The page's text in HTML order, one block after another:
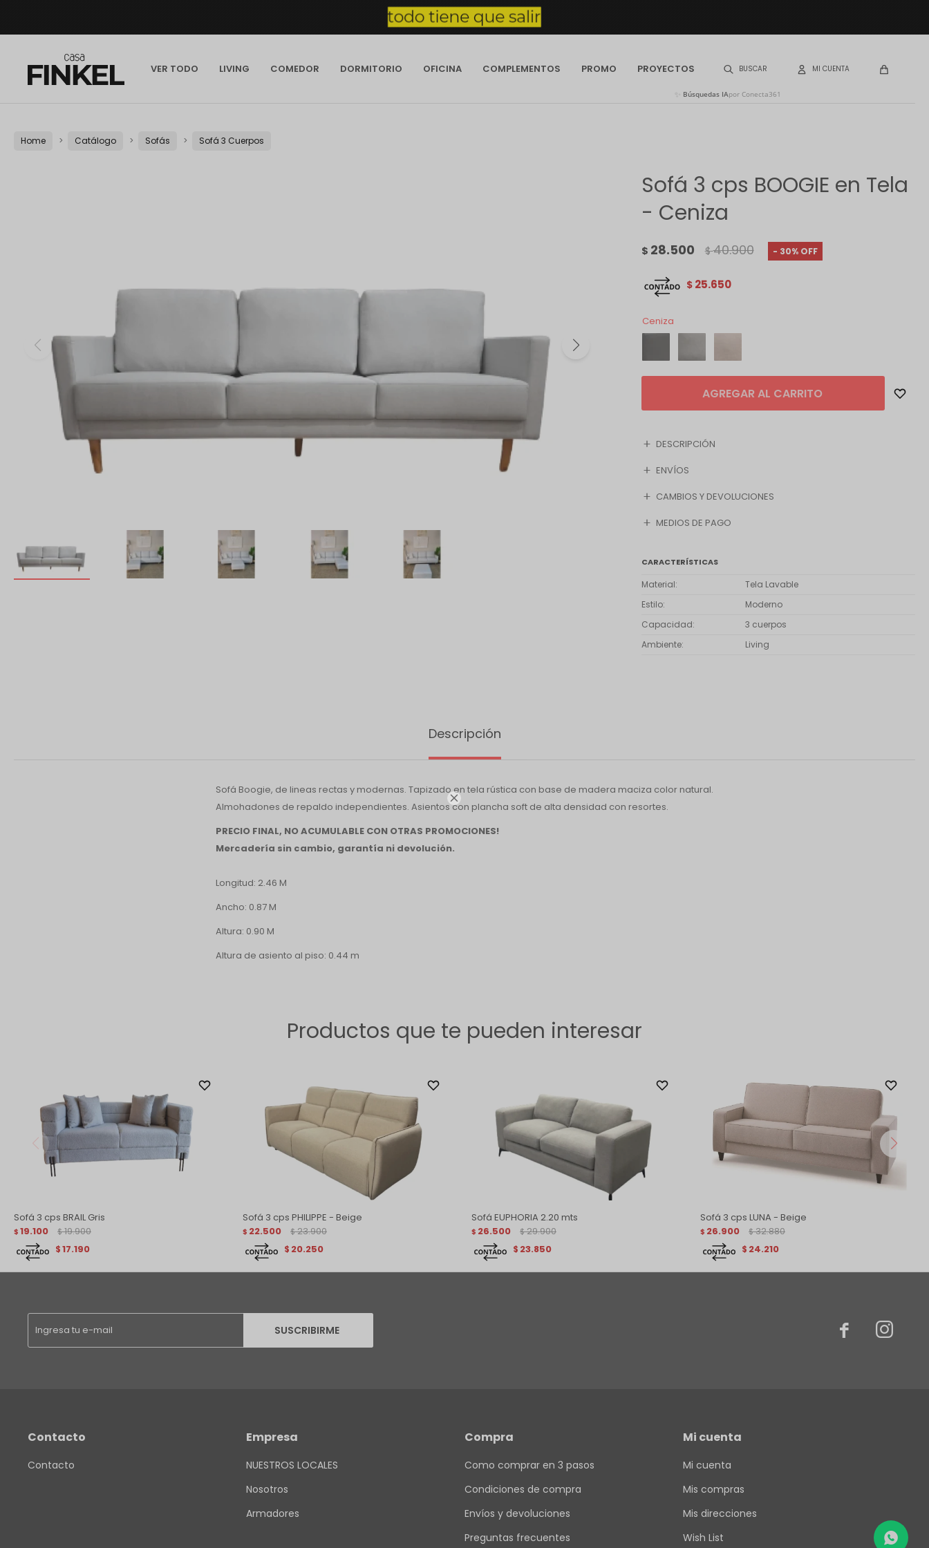

VER TODO LIVING COMEDOR DORMITORIO OFICINA COMPLEMENTOS PROMO PROYECTOS
Búsquedas IApor Conecta361
Home Catálogo Sofás Sofá 3 Cuerpos
Sofá 3 cps BOOGIE en Tela
- Ceniza
$ 28.500 $ 40.900 30
$ 25.650
Ceniza
AGREGAR AL CARRITO
DESCRIPCIÓN
ENVÍOS
CAMBIOS Y DEVOLUCIONES
MEDIOS DE PAGO
CARACTERÍSTICAS
Material
Tela Lavable
Estilo
Moderno
Capacidad
3 cuerpos
Ambiente
Living
Descripción
Sofá Boogie, de lineas rectas y modernas. Tapizado en tela rústica con base de madera maciza color natural.
Almohadones de repaldo independientes. Asientos con plancha soft de alta densidad con resortes.
PRECIO FINAL, NO ACUMULABLE CON OTRAS PROMOCIONES!
Mercadería sin cambio, garantía ni devolución.
Longitud: 2.46 M
Ancho: 0.87 M
Altura: 0.90 M
Altura de asiento al piso: 0.44 m
Productos que te pueden interesar
Sofá 3 cps BRAIL Gris
$ 19.100 $ 19.900
$17.190
Sofá 3 cps PHILIPPE - Beige
$ 22.500 $ 23.900
$ 20.250
Sofá EUPHORIA 2.20 mts
$ 26.500 $ 29.900
$ 23.850
Sofá 3 cps LUNA - Beige
$ 26.900 $ 32.880
$ 24.210
SUSCRIBIRME  
Contacto
Contacto
Empresa
NUESTROS LOCALES
Nosotros
Armadores
Compra
Como comprar en 3 pasos
Condiciones de compra
Envíos y devoluciones
Preguntas frecuentes
Mi cuenta
Mi cuenta
Mis compras
Mis direcciones
Wish List